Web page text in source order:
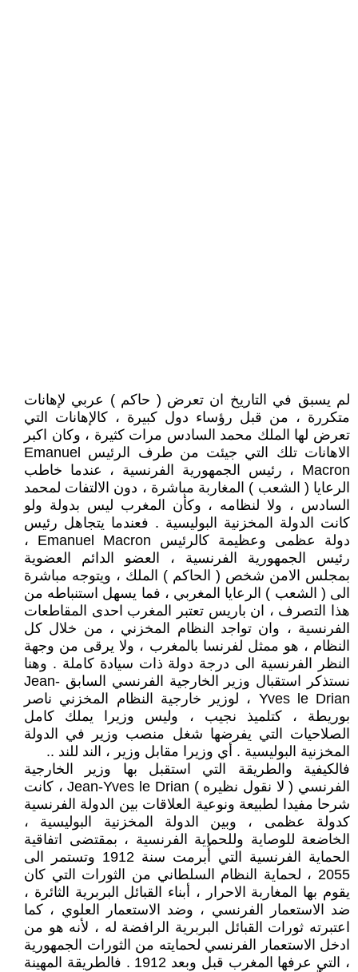
لم يسبق في التاريخ ان تعرض ( حاكم ) عربي لإهانات
متكررة ، من قبل رؤساء دول كبيرة ، كالإهانات التي
تعرض لها الملك محمد السادس مرات كثيرة ، وكان اكبر
الاهانات تلك التي جيئت من طرف الرئيس Emanuel
Macron ، رئيس الجمهورية الفرنسية ، عندما خاطب
الرعايا ( الشعب ) المغاربة مباشرة ، دون الالتفات لمحمد
السادس ، ولا لنظامه ، وكأن المغرب ليس بدولة ولو
كانت الدولة المخزنية البوليسية . فعندما يتجاهل رئيس
دولة عظمى وعظيمة كالرئيس Emanuel Macron ،
رئيس الجمهورية الفرنسية ، العضو الدائم العضوية
بمجلس الامن شخص ( الحاكم ) الملك ، ويتوجه مباشرة
الى ( الشعب ) الرعايا المغربي ، فما يسهل استنباطه من
هذا التصرف ، ان باريس تعتبر المغرب احدى المقاطعات
الفرنسية ، وان تواجد النظام المخزني ، من خلال كل
النظام ، هو ممثل لفرنسا بالمغرب ، ولا يرقى من وجهة
النظر الفرنسية الى درجة دولة ذات سيادة كاملة . وهنا
نستذكر استقبال وزير الخارجية الفرنسي السابق Jean-
Yves le Drian ، لوزير خارجية النظام المخزني ناصر
بوريطة ، كتلميذ نجيب ، وليس وزيرا يملك كامل
الصلاحيات التي يفرضها شغل منصب وزير في الدولة
المخزنية البوليسية . أي وزيرا مقابل وزير ، الند للند ..
فالكيفية والطريقة التي استقبل بها وزير الخارجية
الفرنسي ( لا نقول نظيره ) Jean-Yves le Drian ، كانت
شرحا مفيدا لطبيعة ونوعية العلاقات بين الدولة الفرنسية
كدولة عظمى ، وبين الدولة المخزنية البوليسية ،
الخاضعة للوصاية وللحماية الفرنسية ، بمقتضى اتفاقية
الحماية الفرنسية التي أُبرمت سنة 1912 وتستمر الى
2055 ، لحماية النظام السلطاني من الثورات التي كان
يقوم بها المغاربة الاحرار ، أبناء القبائل البربرية الثائرة ،
ضد الاستعمار الفرنسي ، وضد الاستعمار العلوي ، كما
اعتبرته ثورات القبائل البربرية الرافضة له ، لأنه هو من
ادخل الاستعمار الفرنسي لحمايته من الثورات الجمهورية
، التي عرفها المغرب قبل وبعد 1912 . فالطريقة المهينة